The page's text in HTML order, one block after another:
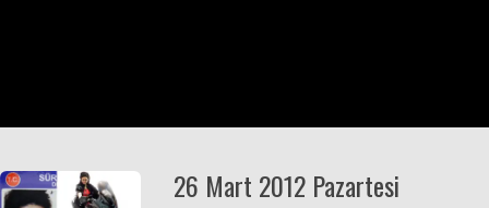
26 Mart 2012 Pazartesi